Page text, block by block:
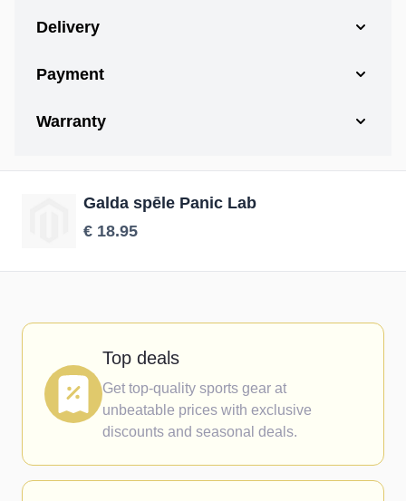
Delivery
Payment
Warranty
Galda spēle Panic Lab
€ 18.95
Top deals
Get top-quality sports gear at
unbeatable prices with exclusive
discounts and seasonal deals.